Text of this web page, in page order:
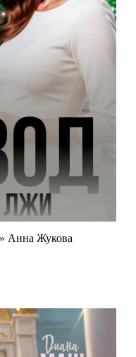
Анна Жукова